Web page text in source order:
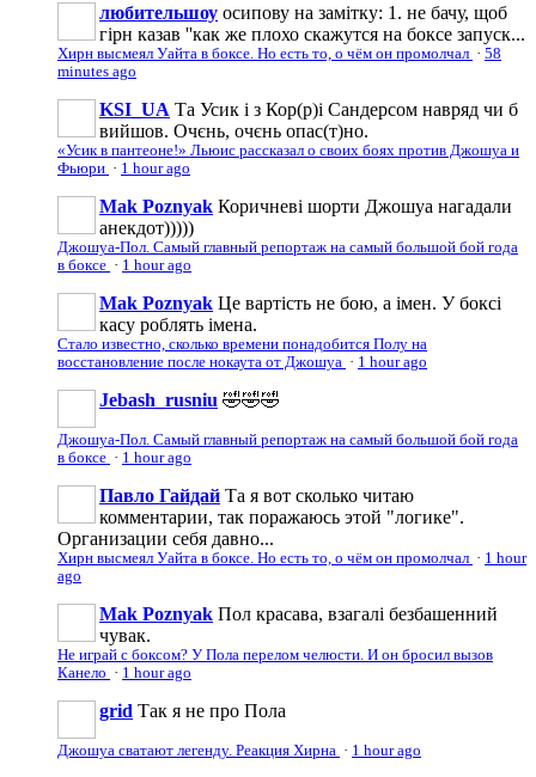
любительшоу осипову на замітку: 1. не бачу, щоб
гірн казав ''как же плохо скажутся на боксе запуск...
Хирн высмеял Уайта в боксе. Но есть то, о чём он промолчал · 58
minutes ago
KSI_UA Та Усик і з Кор(р)і Сандерсом навряд чи б
вийшов. Очєнь, очєнь опас(т)но.
«Усик в пантеоне!» Льюис рассказал о своих боях против Джошуа и
Фьюри · 1 hour ago
Mak Poznyak Коричневі шорти Джошуа нагадали
анекдот)))))
Джошуа-Пол. Самый главный репортаж на самый большой бой года
в боксе · 1 hour ago
Mak Poznyak Це вартість не бою, а імен. У боксі
касу роблять імена.
Стало известно, сколько времени понадобится Полу на
восстановление после нокаута от Джошуа · 1 hour ago
Jebash_rusniu 🤣🤣🤣
Джошуа-Пол. Самый главный репортаж на самый большой бой года
в боксе · 1 hour ago
Павло Гайдай Та я вот сколько читаю
комментарии, так поражаюсь этой "логике".
Организации себя давно...
Хирн высмеял Уайта в боксе. Но есть то, о чём он промолчал · 1 hour
ago
Mak Poznyak Пол красава, взагалі безбашенний
чувак.
Не играй с боксом? У Пола перелом челюсти. И он бросил вызов
Канело · 1 hour ago
grid Так я не про Пола
Джошуа сватают легенду. Реакция Хирна · 1 hour ago